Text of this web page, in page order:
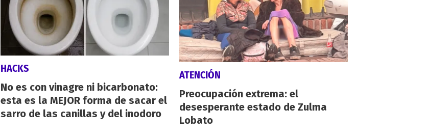
HACKS
No es con vinagre ni bicarbonato:
esta es la MEJOR forma de sacar el
sarro de las canillas y del inodoro
ATENCIÓN
Preocupación extrema: el
desesperante estado de Zulma
Lobato